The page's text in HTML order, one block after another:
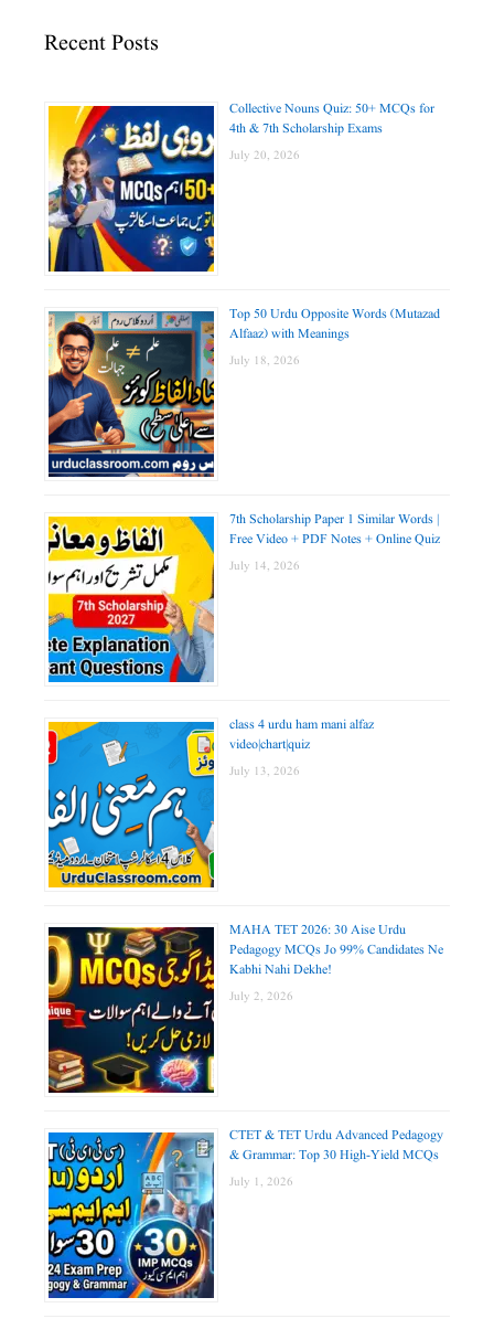
Recent Posts
Collective Nouns Quiz: 50+ MCQs for
4th & 7th Scholarship Exams
July 20, 2026
Top 50 Urdu Opposite Words (Mutazad
Alfaaz) with Meanings
July 18, 2026
7th Scholarship Paper 1 Similar Words |
Free Video + PDF Notes + Online Quiz
July 14, 2026
class 4 urdu ham mani alfaz
video|chart|quiz
July 13, 2026
MAHA TET 2026: 30 Aise Urdu
Pedagogy MCQs Jo 99% Candidates Ne
Kabhi Nahi Dekhe!
July 2, 2026
CTET & TET Urdu Advanced Pedagogy
& Grammar: Top 30 High-Yield MCQs
July 1, 2026